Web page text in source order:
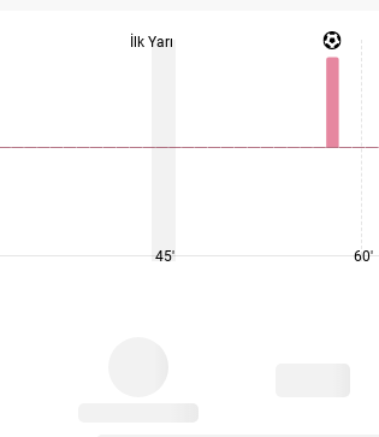
İlk Yarı
45' 60'